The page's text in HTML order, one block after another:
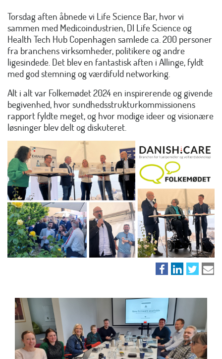
Torsdag aften åbnede vi Life Science Bar, hvor vi
sammen med Medicoindustrien, DI Life Science og
Health Tech Hub Copenhagen samlede ca. 200 personer
fra branchens virksomheder, politikere og andre
ligesindede. Det blev en fantastisk aften i Allinge, fyldt
med god stemning og værdifuld networking.
Alt i alt var Folkemødet 2024 en inspirerende og givende
begivenhed, hvor sundhedsstrukturkommissionens
rapport fyldte meget, og hvor modige ideer og visionære
løsninger blev delt og diskuteret.